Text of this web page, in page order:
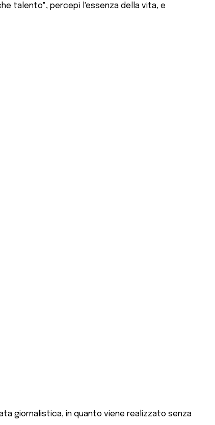
talento", percepì l'essenza della vita, e
giornalistica, in quanto viene realizzato senza